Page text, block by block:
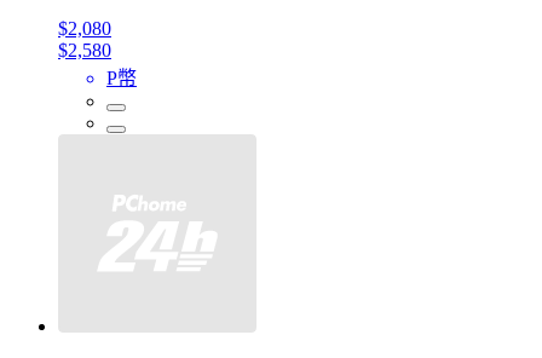
$2,080
$2,580
P幣